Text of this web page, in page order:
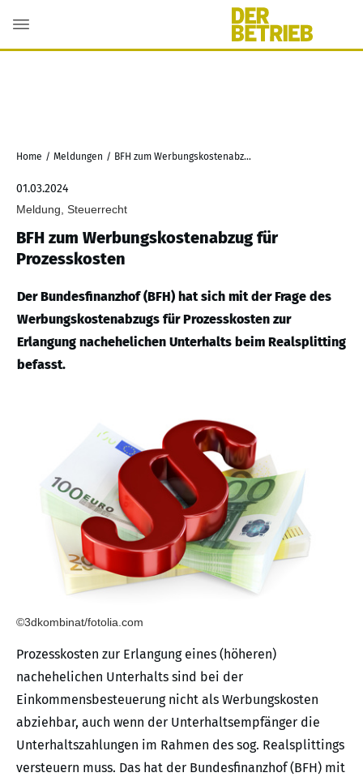
Home / Meldungen / BFH zum Werbungskostenabzug für Prozesskosten
01.03.2024
Meldung, Steuerrecht
BFH zum Werbungskostenabzug für
Prozesskosten
Der Bundesfinanzhof (BFH) hat sich mit der Frage des
Werbungskostenabzugs für Prozesskosten zur
Erlangung nachehelichen Unterhalts beim Realsplitting
befasst.
©3dkombinat/fotolia.com
Prozesskosten zur Erlangung eines (höheren)
nachehelichen Unterhalts sind bei der
Einkommensbesteuerung nicht als Werbungskosten
abziehbar, auch wenn der Unterhaltsempfänger die
Unterhaltszahlungen im Rahmen des sog. Realsplittings
versteuern muss. Das hat der Bundesfinanzhof (BFH) mit